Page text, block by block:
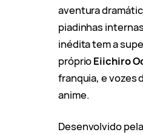
aventura
piadinhas
inédita tem a
próprioEiichiro
franquia, e vozes
anime.
Desenvolvido pela